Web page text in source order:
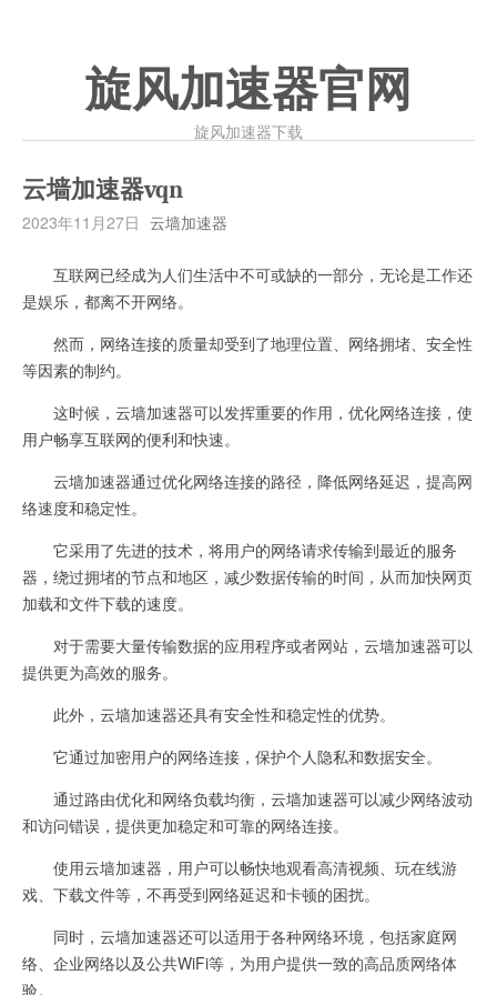
旋风加速器官网
旋风加速器下载
云墙加速器vqn
2023年11月27日 云墙加速器
互联网已经成为人们生活中不可或缺的一部分，无论是工作还
是娱乐，都离不开网络。
然而，网络连接的质量却受到了地理位置、网络拥堵、安全性
等因素的制约。
这时候，云墙加速器可以发挥重要的作用，优化网络连接，使
用户畅享互联网的便利和快速。
云墙加速器通过优化网络连接的路径，降低网络延迟，提高网
络速度和稳定性。
它采用了先进的技术，将用户的网络请求传输到最近的服务
器，绕过拥堵的节点和地区，减少数据传输的时间，从而加快网页
加载和文件下载的速度。
对于需要大量传输数据的应用程序或者网站，云墙加速器可以
提供更为高效的服务。
此外，云墙加速器还具有安全性和稳定性的优势。
它通过加密用户的网络连接，保护个人隐私和数据安全。
通过路由优化和网络负载均衡，云墙加速器可以减少网络波动
和访问错误，提供更加稳定和可靠的网络连接。
使用云墙加速器，用户可以畅快地观看高清视频、玩在线游
戏、下载文件等，不再受到网络延迟和卡顿的困扰。
同时，云墙加速器还可以适用于各种网络环境，包括家庭网
络、企业网络以及公共WiFi等，为用户提供一致的高品质网络体
验。